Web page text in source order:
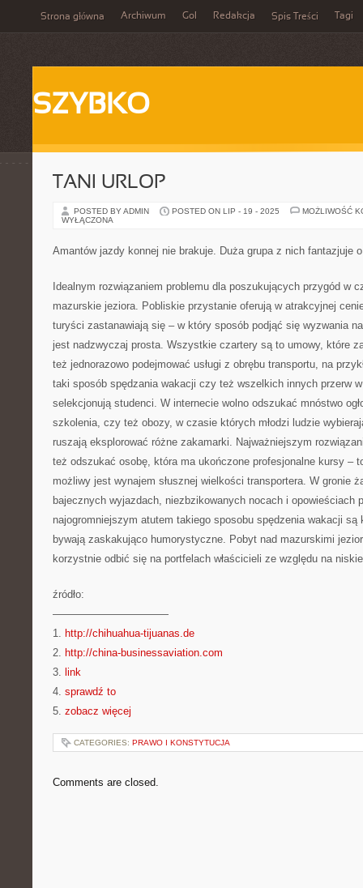
Strona główna Archiwum Gol Redakcja Spis Treści Tagi
SZYBKO
TANI URLOP
POSTED BY ADMIN POSTED ON LIP - 19 - 2025
MOŻLIWOŚĆ
WYŁĄCZONA
Amantów jazdy konnej nie brakuje. Duża grupa z nich fantazjuje
Idealnym rozwiązaniem problemu dla poszukujących przygód w
mazurskie jeziora. Pobliskie przystanie oferują w atrakcyjnej
turyści zastanawiają się – w który sposób podjąć się wyzwania
jest nadzwyczaj prosta. Wszystkie czartery są to umowy, które
też jednorazowo podejmować usługi z obrębu transportu, na
taki sposób spędzania wakacji czy też wszelkich innych przerw
selekcjonują studenci. W internecie wolno odszukać mnóstwo
szkolenia, czy też obozy, w czasie których młodzi ludzie
ruszają eksplorować różne zakamarki. Najważniejszym
też odszukać osobę, która ma ukończone profesjonalne kursy –
możliwy jest wynajem słusznej wielkości transportera. W gronie
bajecznych wyjazdach, niezbzikowanych nocach i opowieściach
najogromniejszym atutem takiego sposobu spędzenia wakacji
bywają zaskakująco humorystyczne. Pobyt nad mazurskimi
korzystnie odbić się na portfelach właścicieli ze względu na
źródło:
———————————
1. http://chihuahua-tijuanas.de
2. http://china-businessaviation.com
3. link
4. sprawdź to
5. zobacz więcej
CATEGORIES: PRAWO I KONSTYTUCJA
Comments are closed.